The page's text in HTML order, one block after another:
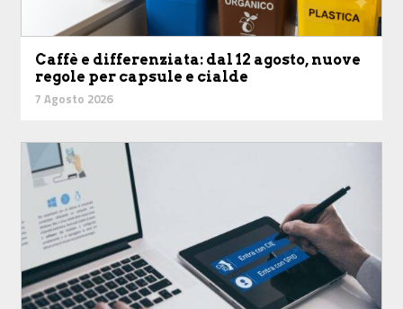
Caffè e differenziata: dal 12 agosto, nuove
regole per capsule e cialde
7 Agosto 2026